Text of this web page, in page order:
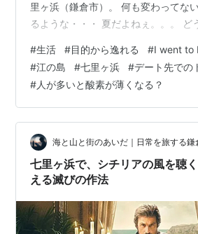
里ヶ浜（鎌倉市）。 何も変わってな
るような・・・ 夏だよねぇ。。。 ど
ら、後ろから男性の声。 「あのぉ、
い？俺っすか？ 「1万円札、千円札に
か？」 あー、ないっすね。どうかし
駐車場から出したいんですけど、 精
えなくて。」 その辺にいる人に訊い
らコンビニ行く…
#生活 #目的から逸れる #I went to
#江の島 #七里ヶ浜 #デート先での
#人が多いと酸素が薄くなる？
海と山と街のあいだ｜日常を旅する鎌
七里ヶ浜で、シチリアの風を聴
える滅びの作法